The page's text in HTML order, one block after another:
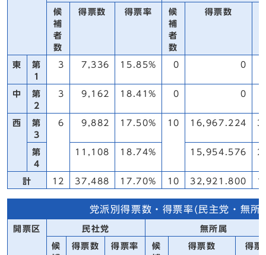
候
補
者
数
得票数 得票率
候
補
者
数
得票数
東
第
1
3 7,336 15.85% 0 0
中
第
2
3 9,162 18.41% 0 0
西
第
3
6 9,882 17.50% 10 16,967.224
第
4
11,108 18.74% 15,954.576
計 12 37,488 17.70% 10 32,921.800
党派別得票数・得票率(民主党・無所
開票区 民社党 無所属
候
得票数 得票率
候
得票数 得票